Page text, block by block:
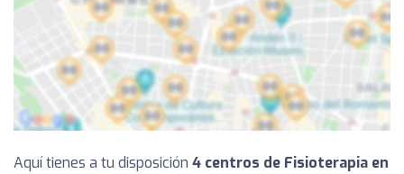
Aquí tienes a tu disposición 4 centros de Fisioterapia en